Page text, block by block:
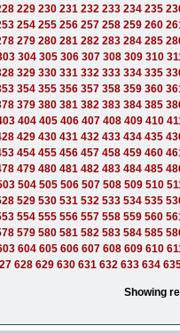
229 230 231 232 233 234 235
254 255 256 257 258 259 260
279 280 281 282 283 284 285
304 305 306 307 308 309 310
329 330 331 332 333 334 335
354 355 356 357 358 359 360
379 380 381 382 383 384 385
404 405 406 407 408 409 410
429 430 431 432 433 434 435
454 455 456 457 458 459 460
479 480 481 482 483 484 485
504 505 506 507 508 509 510
529 530 531 532 533 534 535
554 555 556 557 558 559 560
579 580 581 582 583 584 585
604 605 606 607 608 609 610
628 629 630 631 632 633 634
Showing